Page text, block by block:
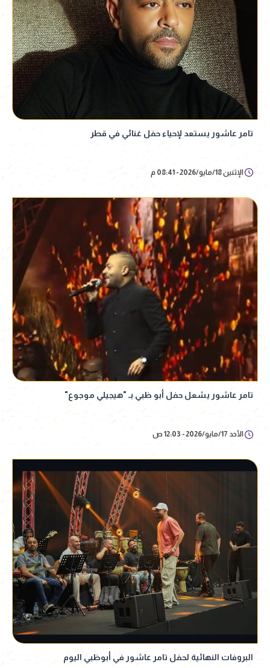
تامر عاشور يستعد لإحياء حفل غنائي في قطر
الإثنين 18/مايو/2026 - 08:41 م
تامر عاشور يشعل حفل أبو ظبي بـ "هيجيلي موجوع"
الأحد 17/مايو/2026 - 12:03 ص
البروفات النهائية لحفل تامر عاشور في أبوظبي اليوم